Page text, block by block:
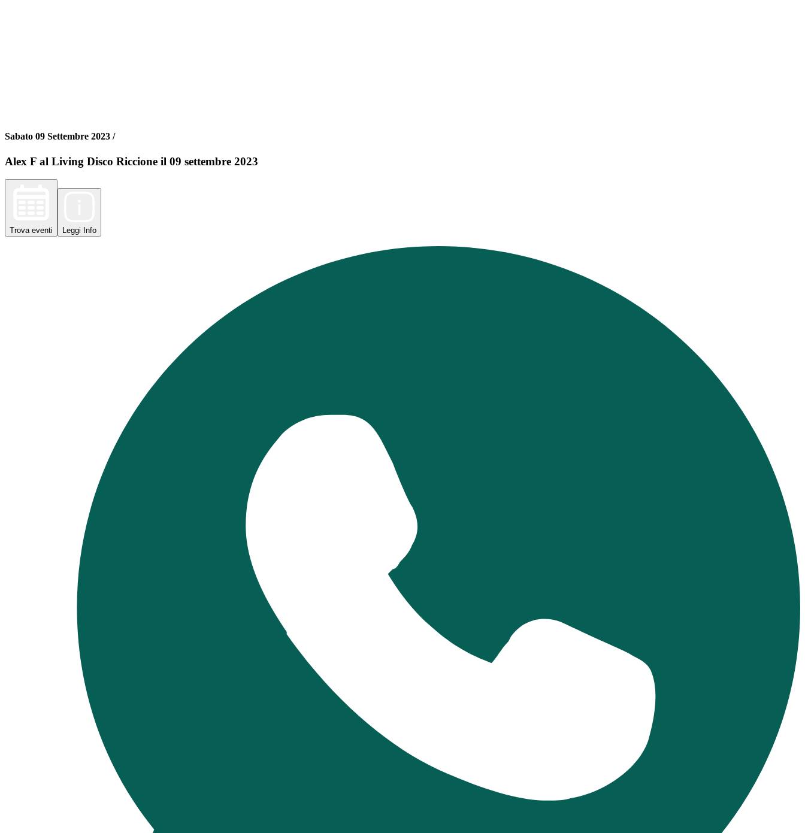
Sabato 09 Settembre 2023 /
Alex F al Living Disco Riccione il 09 settembre 2023
Trova eventi Leggi Info